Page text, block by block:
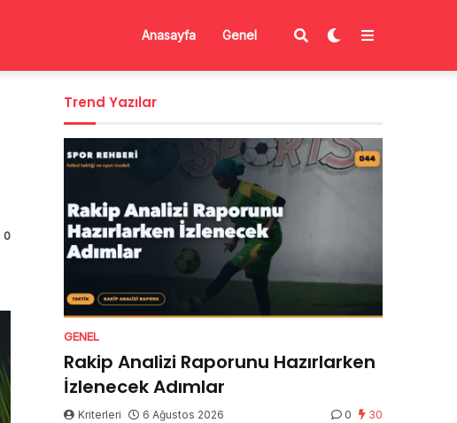
Anasayfa Genel
0
Trend Yazılar
GENEL
Rakip Analizi Raporunu Hazırlarken
İzlenecek Adımlar
Kriterleri 6 Ağustos 2026 0 30